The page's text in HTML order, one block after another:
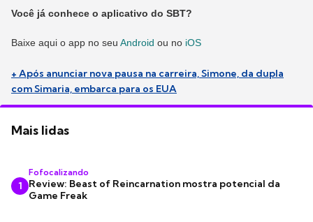
Você já conhece o aplicativo do SBT?
Baixe aqui o app no seu Android ou no iOS
+ Após anunciar nova pausa na carreira, Simone, da dupla
com Simaria, embarca para os EUA
Mais lidas
1
Fofocalizando
Review: Beast of Reincarnation mostra potencial da
Game Freak